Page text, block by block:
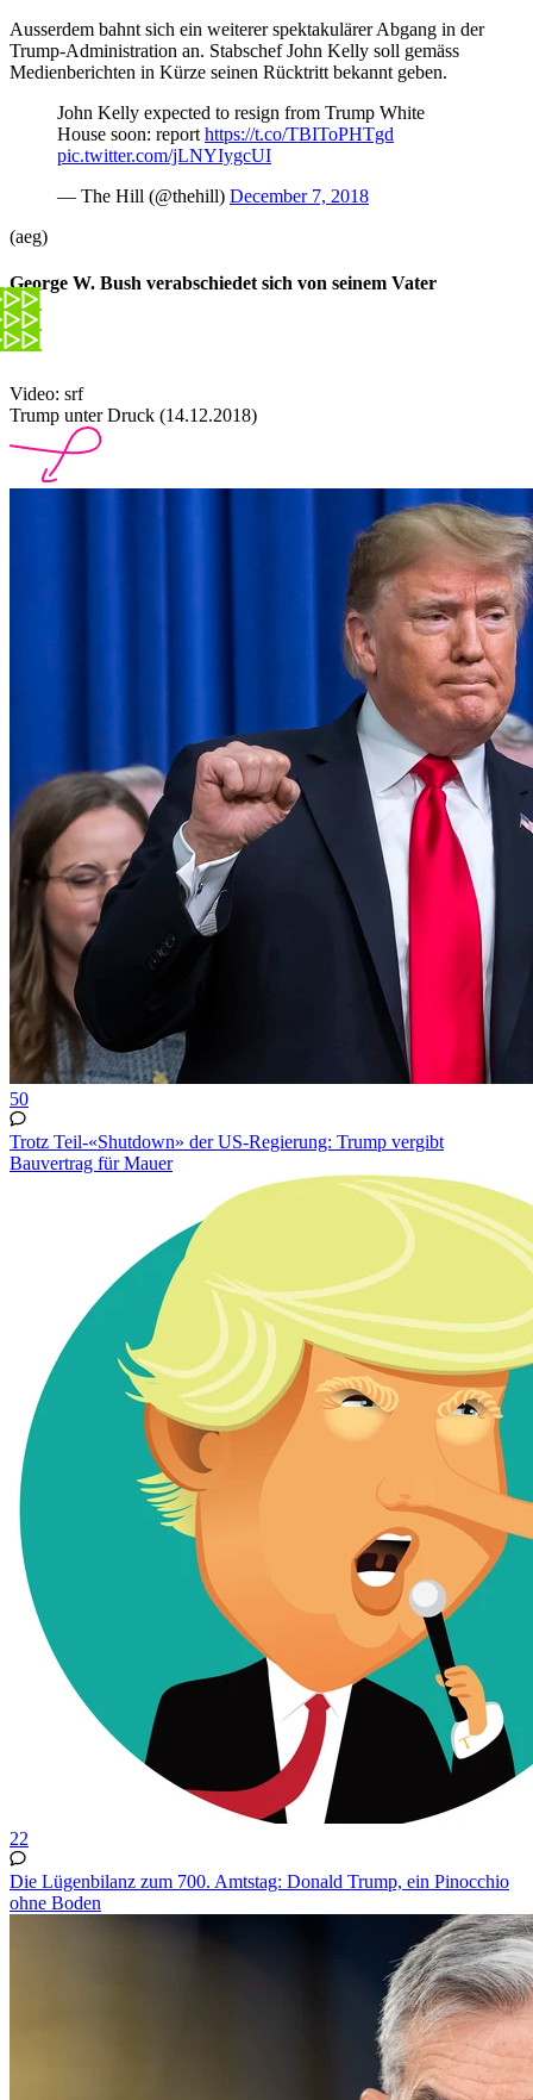
Ausserdem bahnt sich ein weiterer spektakulärer Abgang in der
Trump-Administration an. Stabschef John Kelly soll gemäss
Medienberichten in Kürze seinen Rücktritt bekannt geben.
John Kelly expected to resign from Trump White
House soon: report https://t.co/TBIToPHTgd
pic.twitter.com/jLNYIygcUI
— The Hill (@thehill) December 7, 2018
(aeg)
George W. Bush verabschiedet sich von seinem Vater
Video: srf
Trump unter Druck (14.12.2018)
50
Trotz Teil-«Shutdown» der US-Regierung: Trump vergibt
Bauvertrag für Mauer
22
Die Lügenbilanz zum 700. Amtstag: Donald Trump, ein Pinocchio
ohne Boden